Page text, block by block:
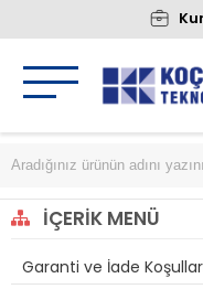
İÇERIK MENÜ
Garanti ve İade